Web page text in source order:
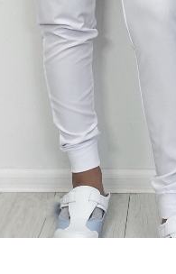
Детские штаны
Штаны для работы
Брюки ХоРеКа и медицина
Джинсы, брюки на каждый
Полукомбинезоны
Полукомбинезоны не
Полукомбинезоны
Полукомбинезоны Outlet